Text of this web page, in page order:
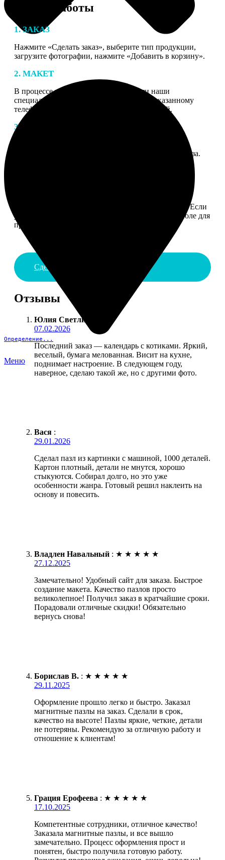
Определение...
Меню
Этапы работы
1. ЗАКАЗ
Нажмите «Сделать заказ», выберите тип продукции,
загрузите фотографии, нажмите «Добавить в корзину».
2. МАКЕТ
В процессе подготовки заказа к печати наши
специалисты могут связаться с Вами по указанному
телефону или email для согласования деталей.
3. ИЗГОТОВЛЕНИЕ
получите подтверждение на email с описанием заказа.
Введите адрес и выберите способ доставки заказа. Если
у вас есть промокод, введите его в специальное поле для
промокода.
Сделать заказ
Отзывы
Юлия Светличная
07.02.2026
Последний заказ — календарь с котиками. Яркий,
веселый, бумага мелованная. Висит на кухне,
поднимает настроение. В следующем году,
наверное, сделаю такой же, но с другими фото.
Вася :
29.01.2026
Сделал пазл из картинки с машиной, 1000 деталей.
Картон плотный, детали не мнутся, хорошо
стыкуются. Собирал долго, но это уже
особенности жанра. Готовый решил наклеить на
основу и повесить.
Владлен Навальный : ★ ★ ★ ★ ★
27.12.2025
Замечательно! Удобный сайт для заказа. Быстрое
создание макета. Качество пазлов просто
великолепное! Получил заказ в кратчайшие сроки.
Порадовали отличные скидки! Обязательно
вернусь снова!
Борислав В. : ★ ★ ★ ★ ★
29.11.2025
Оформление прошло легко и быстро. Заказал
магнитные пазлы на заказ. Сделали в срок,
качество на высоте! Пазлы яркие, четкие, детали
не потеряны. Рекомендую за отличную работу и
отношение к клиентам!
Грация Ерофеева : ★ ★ ★ ★ ★
17.10.2025
Компетентные сотрудники, отличное качество!
Заказала магнитные пазлы, и все вышло
замечательно. Процесс оформления прост и
понятен, быстро получила готовую работу.